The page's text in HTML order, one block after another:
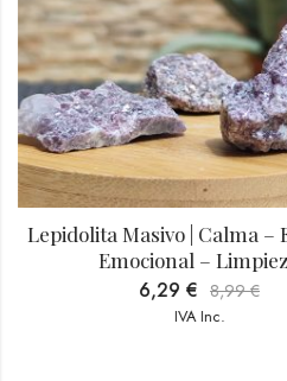
Lepidolita Masivo | Calma –
Emocional –
6,29 € 8,99€
IVA Inc.